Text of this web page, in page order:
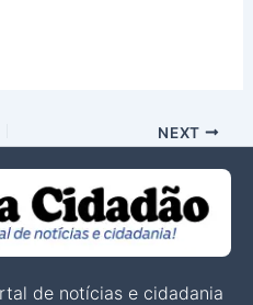
NEXT
de notícias e cidadania